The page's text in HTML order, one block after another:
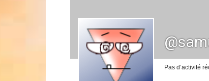
Pas d’activité